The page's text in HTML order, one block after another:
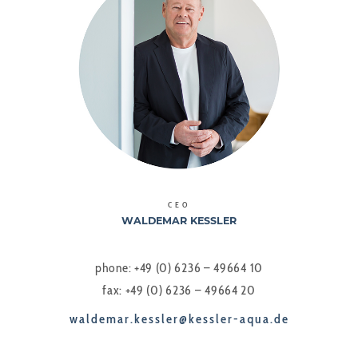
CEO
WALDEMAR KESSLER
phone: +49 (0) 6236 – 49664 10
fax: +49 (0) 6236 – 49664 20
waldemar.kessler@kessler-aqua.de